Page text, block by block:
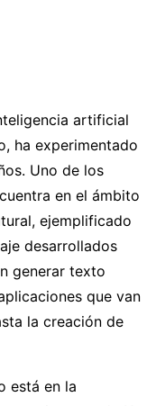
artificial
ha experimentado
Uno de los
en el ámbito
ejemplificado
desarrollados
generar texto
que van
la creación de
está en la